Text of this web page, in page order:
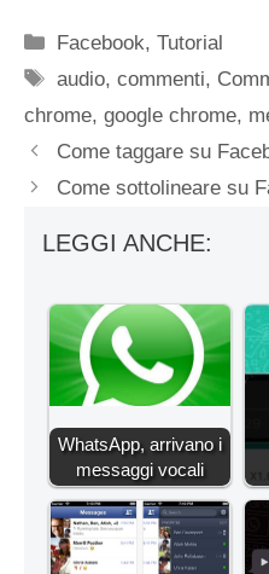
Categorie
Facebook,Tutorial
Tag
audio,commenti,
chrome, google chrome,
Come taggare su
Come sottolineare su
LEGGI ANCHE:
WhatsApp, arrivano i
messaggi vocali